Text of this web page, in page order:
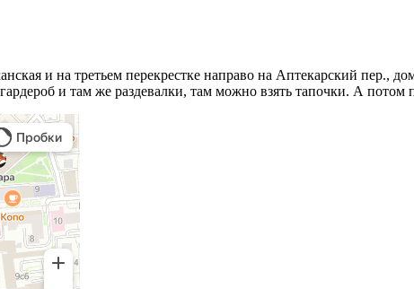
и на третьем перекрестке направо на Аптекарский пер.,
и там же раздевалки, там можно взять тапочки. А